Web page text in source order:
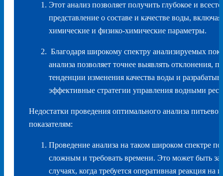
Этот анализ позволяет получить глубокое и
представление о составе и качестве воды,
химические и физико-химические параметры.
Благодаря широкому спектру анализируемых
анализа позволяет точнее выявлять отклонения,
тенденции изменения качества воды и
эффективные стратегии управления водными
Недостатки проведения оптимального анализа
показателям:
Проведение анализа на таком широком спектре
сложным и требовать времени. Это может быть
случаях, когда требуется оперативная реакция на